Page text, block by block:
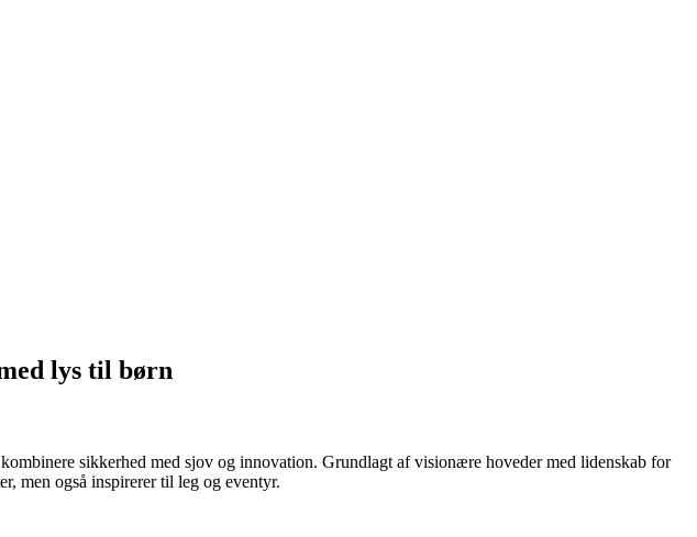
lys til børn
sikkerhed med sjov og innovation. Grundlagt af visionære hoveder med lidenskab for
men også inspirerer til leg og eventyr.